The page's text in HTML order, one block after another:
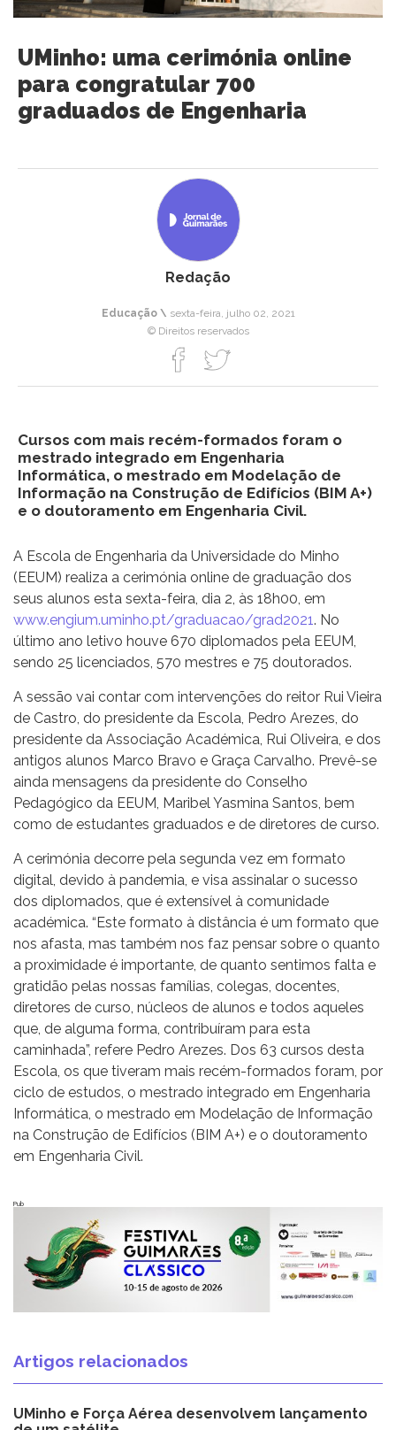
UMinho: uma cerimónia online
para congratular 700
graduados de Engenharia
Redação
Educação \ sexta-feira, julho 02, 2021
© Direitos reservados
Cursos com mais recém-formados foram o
mestrado integrado em Engenharia
Informática, o mestrado em Modelação de
Informação na Construção de Edifícios (BIM A+)
e o doutoramento em Engenharia Civil.
A Escola de Engenharia da Universidade do Minho
(EEUM) realiza a cerimónia online de graduação dos
seus alunos esta sexta-feira, dia 2, às 18h00, em
www.engium.uminho.pt/graduacao/grad2021. No
último ano letivo houve 670 diplomados pela EEUM,
sendo 25 licenciados, 570 mestres e 75 doutorados.
A sessão vai contar com intervenções do reitor Rui Vieira
de Castro, do presidente da Escola, Pedro Arezes, do
presidente da Associação Académica, Rui Oliveira, e dos
antigos alunos Marco Bravo e Graça Carvalho. Prevê-se
ainda mensagens da presidente do Conselho
Pedagógico da EEUM, Maribel Yasmina Santos, bem
como de estudantes graduados e de diretores de curso.
A cerimónia decorre pela segunda vez em formato
digital, devido à pandemia, e visa assinalar o sucesso
dos diplomados, que é extensível à comunidade
académica. “Este formato à distância é um formato que
nos afasta, mas também nos faz pensar sobre o quanto
a proximidade é importante, de quanto sentimos falta e
gratidão pelas nossas famílias, colegas, docentes,
diretores de curso, núcleos de alunos e todos aqueles
que, de alguma forma, contribuíram para esta
caminhada”, refere Pedro Arezes. Dos 63 cursos desta
Escola, os que tiveram mais recém-formados foram, por
ciclo de estudos, o mestrado integrado em Engenharia
Informática, o mestrado em Modelação de Informação
na Construção de Edifícios (BIM A+) e o doutoramento
em Engenharia Civil.
Pub
Artigos relacionados
UMinho e Força Aérea desenvolvem lançamento